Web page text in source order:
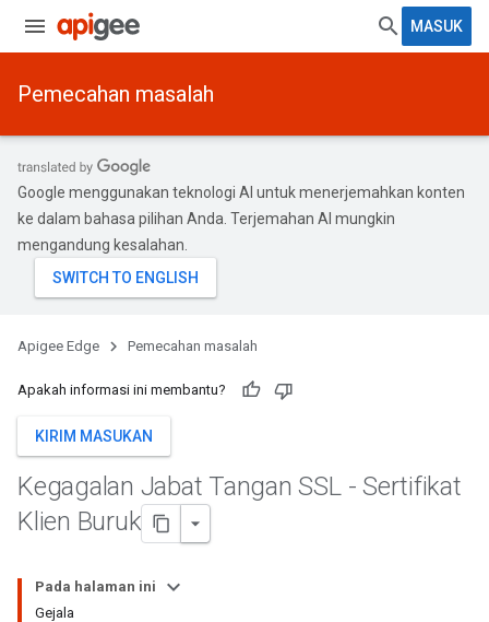
MASUK
Pemecahan masalah
Google menggunakan teknologi AI untuk menerjemahkan konten
ke dalam bahasa pilihan Anda. Terjemahan AI mungkin
mengandung kesalahan.
Apigee Edge Pemecahan masalah
Apakah informasi ini membantu?
KIRIM MASUKAN
Kegagalan Jabat Tangan SSL - Sertifikat
Klien Buruk
Pada halaman ini
Gejala